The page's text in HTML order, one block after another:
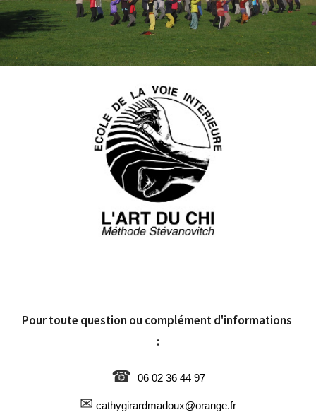
Pour toute question ou complément d'informations
:
☎
  06 02 36 44 97
✉ cathygirardmadoux@orange.fr